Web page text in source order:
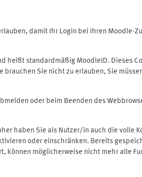
damit Ihr Login bei Ihren Moodle-
heißt standardmäßig MoodleID. Dieses
Sie nicht zu erlauben, Sie
oder beim Beenden des
haben Sie als Nutzer/in auch die volle
oder einschränken. Bereits
möglicherweise nicht mehr alle